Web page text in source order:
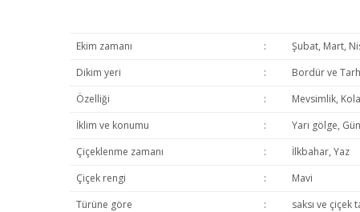
Ekim zamanı :
Şubat, Mart,
Dikim yeri
:
Bordür ve
Özelliği
:
Mevsimlik,
İklim ve konumu
:
Yarı gölge,
Çiçeklenme zamanı
:
İlkbahar, Yaz
Çiçek rengi
:
Mavi
Türüne göre
: saksı ve çiçek